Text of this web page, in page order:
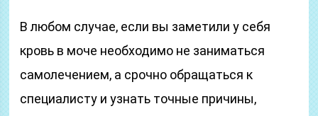
В любом случае, если вы заметили у себя
кровь в моче необходимо не заниматься
самолечением, а срочно обращаться к
специалисту и узнать точные причины,